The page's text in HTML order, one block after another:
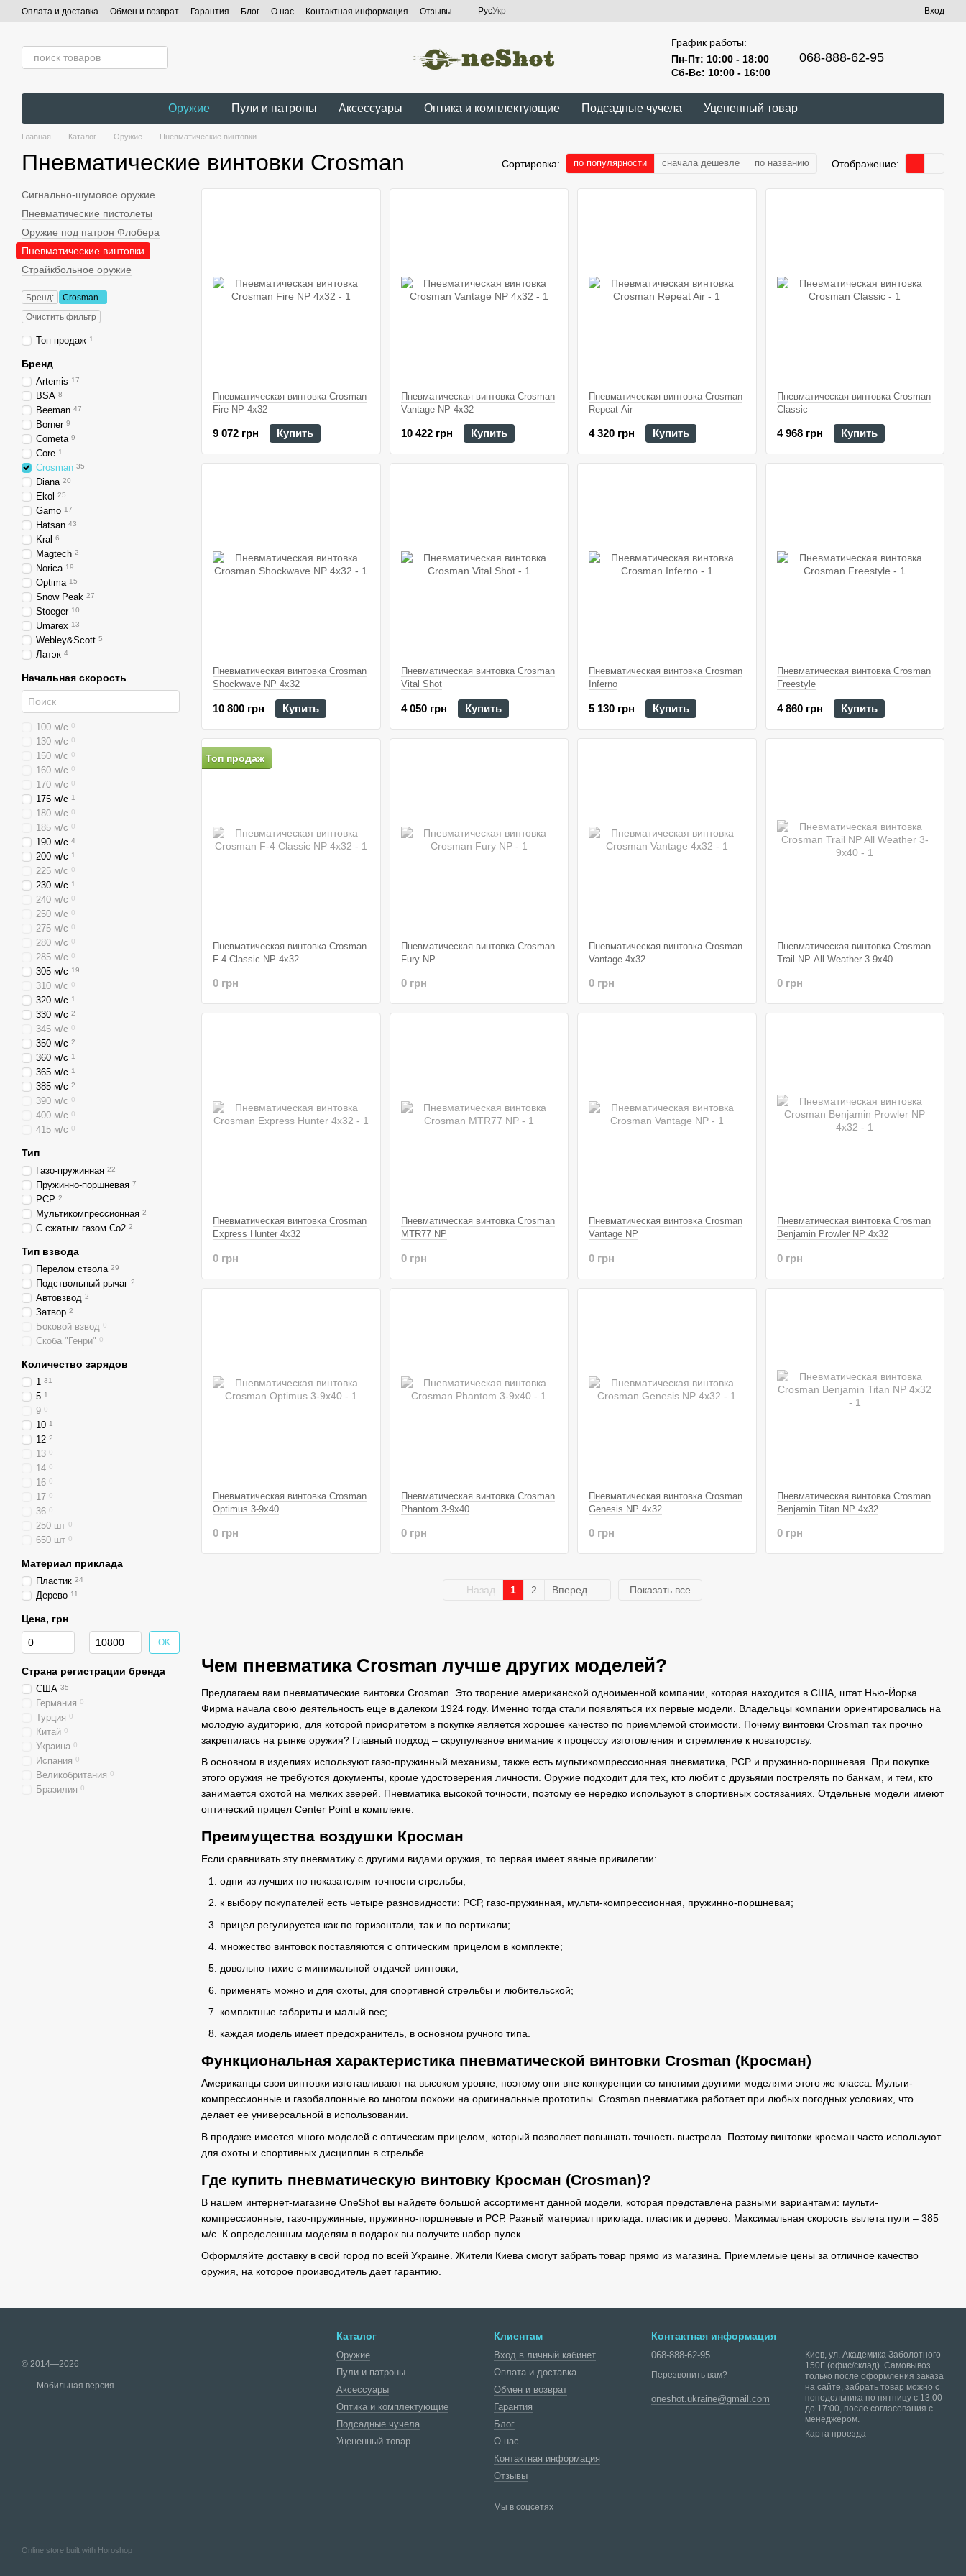
Перейти к основному контенту
Оплата и доставка Обмен и возврат Гарантия Блог О нас Контактная информация Отзывы РусУкр Вход
График работы:
Пн-Пт: 10:00 - 18:00
Сб-Вс: 10:00 - 16:00
068-888-62-95
Оружие Пули и патроны Аксессуары Оптика и комплектующие Подсадные чучела Уцененный товар
Главная Каталог Оружие Пневматические винтовки
Пневматические винтовки Crosman Сортировка: по популярности сначала дешевле по названию Отображение:
Чем пневматика Crosman лучше других моделей?
Предлагаем вам пневматические винтовки Crosman. Это творение американской одноименной компании, которая находится в США, штат Нью-Йорка.
Фирма начала свою деятельность еще в далеком 1924 году. Именно тогда стали появляться их первые модели. Владельцы компании ориентировались на
молодую аудиторию, для которой приоритетом в покупке является хорошее качество по приемлемой стоимости. Почему винтовки Crosman так прочно
закрепилась на рынке оружия? Главный подход – скрупулезное внимание к процессу изготовления и стремление к новаторству.
В основном в изделиях используют газо-пружинный механизм, также есть мультикомпрессионная пневматика, РСР и пружинно-поршневая. При покупке
этого оружия не требуются документы, кроме удостоверения личности. Оружие подходит для тех, кто любит с друзьями пострелять по банкам, и тем, кто
занимается охотой на мелких зверей. Пневматика высокой точности, поэтому ее нередко используют в спортивных состязаниях. Отдельные модели имеют
оптический прицел Center Point в комплекте.
Преимущества воздушки Кросман
Если сравнивать эту пневматику с другими видами оружия, то первая имеет явные привилегии:
одни из лучших по показателям точности стрельбы;
к выбору покупателей есть четыре разновидности: РСР, газо-пружинная, мульти-компрессионная, пружинно-поршневая;
прицел регулируется как по горизонтали, так и по вертикали;
множество винтовок поставляются с оптическим прицелом в комплекте;
довольно тихие с минимальной отдачей винтовки;
применять можно и для охоты, для спортивной стрельбы и любительской;
компактные габариты и малый вес;
каждая модель имеет предохранитель, в основном ручного типа.
Функциональная характеристика пневматической винтовки Crosman (Кросман)
Американцы свои винтовки изготавливают на высоком уровне, поэтому они вне конкуренции со многими другими моделями этого же класса. Мульти-
компрессионные и газобаллонные во многом похожи на оригинальные прототипы. Crosman пневматика работает при любых погодных условиях, что
делает ее универсальной в использовании.
В продаже имеется много моделей с оптическим прицелом, который позволяет повышать точность выстрела. Поэтому винтовки кросман часто используют
для охоты и спортивных дисциплин в стрельбе.
Где купить пневматическую винтовку Кросман (Crosman)?
В нашем интернет-магазине OneShot вы найдете большой ассортимент данной модели, которая представлена разными вариантами: мульти-
компрессионные, газо-пружинные, пружинно-поршневые и РСР. Разный материал приклада: пластик и дерево. Максимальная скорость вылета пули – 385
м/с. К определенным моделям в подарок вы получите набор пулек.
Оформляйте доставку в свой город по всей Украине. Жители Киева смогут забрать товар прямо из магазина. Приемлемые цены за отличное качество
оружия, на которое производитель дает гарантию.
Пневматическая винтовка Crosman
Fire NP 4x32
9 072 грн Купить
Пневматическая винтовка Crosman
Vantage NP 4x32
10 422 грн Купить
Пневматическая винтовка Crosman
Repeat Air
4 320 грн Купить
Пневматическая винтовка Crosman
Classic
4 968 грн Купить
Пневматическая винтовка Crosman
Shockwave NP 4x32
10 800 грн Купить
Пневматическая винтовка Crosman
Vital Shot
4 050 грн Купить
Пневматическая винтовка Crosman
Inferno
5 130 грн Купить
Пневматическая винтовка Crosman
Freestyle
4 860 грн Купить
Топ продаж
Пневматическая винтовка Crosman
F-4 Classic NP 4x32
0 грн
Пневматическая винтовка Crosman
Fury NP
0 грн
Пневматическая винтовка Crosman
Vantage 4x32
0 грн
Пневматическая винтовка Crosman
Trail NP All Weather 3-9x40
0 грн
Пневматическая винтовка Crosman
Express Hunter 4x32
0 грн
Пневматическая винтовка Crosman
MTR77 NP
0 грн
Пневматическая винтовка Crosman
Vantage NP
0 грн
Пневматическая винтовка Crosman
Benjamin Prowler NP 4x32
0 грн
Пневматическая винтовка Crosman
Optimus 3-9x40
0 грн
Пневматическая винтовка Crosman
Phantom 3-9x40
0 грн
Пневматическая винтовка Crosman
Genesis NP 4x32
0 грн
Пневматическая винтовка Crosman
Benjamin Titan NP 4x32
0 грн
Назад 1 2 Вперед Показать все
Сигнально-шумовое оружие
Пневматические пистолеты
Оружие под патрон Флобера
Пневматические винтовки
Страйкбольное оружие
Бренд:
Crosman
Очистить фильтр
Топ продаж 1
Бренд
Artemis 17
BSA 8
Beeman 47
Borner 9
Cometa 9
Core 1
Crosman 35
Diana 20
Ekol 25
Gamo 17
Hatsan 43
Kral 6
Magtech 2
Norica 19
Optima 15
Snow Peak 27
Stoeger 10
Umarex 13
Webley&Scott 5
Латэк 4
Начальная скорость
100 м/с 0
130 м/с 0
150 м/с 0
160 м/с 0
170 м/с 0
175 м/с 1
180 м/с 0
185 м/с 0
190 м/с 4
200 м/с 1
225 м/с 0
230 м/с 1
240 м/с 0
250 м/с 0
275 м/с 0
280 м/с 0
285 м/с 0
305 м/с 19
310 м/с 0
320 м/с 1
330 м/с 2
345 м/с 0
350 м/с 2
360 м/с 1
365 м/с 1
385 м/с 2
390 м/с 0
400 м/с 0
415 м/с 0
Тип
Газо-пружинная 22
Пружинно-поршневая 7
PCP 2
Мультикомпрессионная 2
С сжатым газом Со2 2
Тип взвода
Перелом ствола 29
Подствольный рычаг 2
Автовзвод 2
Затвор 2
Боковой взвод 0
Скоба "Генри" 0
Количество зарядов
1 31
5 1
9 0
10 1
12 2
13 0
14 0
16 0
17 0
36 0
250 шт 0
650 шт 0
Материал приклада
Пластик 24
Дерево 11
Цена, грн
От Цена, грн
До Цена, грн OK
Страна регистрации бренда
США 35
Германия 0
Турция 0
Китай 0
Украина 0
Испания 0
Великобритания 0
Бразилия 0
© 2014—2026
Мобильная версия
Online store built with Horoshop
Каталог
Оружие
Пули и патроны
Аксессуары
Оптика и комплектующие
Подсадные чучела
Уцененный товар
Клиентам
Вход в личный кабинет
Оплата и доставка
Обмен и возврат
Гарантия
Блог
О нас
Контактная информация
Отзывы
Мы в соцсетях
Контактная информация
068-888-62-95
Перезвонить вам?
oneshot.ukraine@gmail.com
Киев, ул. Академика Заболотного
150Г (офис/склад). Самовывоз
только после оформления заказа
на сайте, забрать товар можно с
понедельника по пятницу с 13:00
до 17:00, после согласования с
менеджером.
Карта проезда